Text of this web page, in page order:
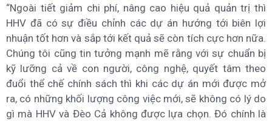
“Ngoài tiết giảm chi phí, nâng cao hiệu quả quản trị thì
HHV đã có sự điều chỉnh các dự án hướng tới biên lợi
nhuận tốt hơn và sắp tới kết quả sẽ còn tích cực hơn nữa.
Chúng tôi cũng tin tưởng mạnh mẽ rằng với sự chuẩn bị
kỹ lưỡng cả về con người, công nghệ, quyết tâm theo
đuổi thể chế chính sách thì khi các dự án mới được mở
ra, có những khối lượng công việc mới, sẽ không có lý do
gì mà HHV và Đèo Cả không được lựa chọn. Đó chính là